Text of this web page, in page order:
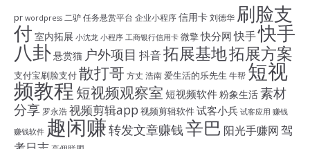
pr wordpress 二驴任务悬赏平台 企业小程序信用卡刘德华 刷脸支
付 室内拓展 小沈龙 小程序 工商银行信用卡 微擎快分网 快手快手
八卦悬赏猫 户外项目 抖音拓展基地拓展方案
支付宝刷脸支付散打哥 方丈 浩南爱生活的乐先生 牛帮 短视
频教程 短视频观察室 短视频软件粉象生活素材
分享 罗永浩视频剪辑app 视频剪辑软件试客小兵 试客应用 赚钱
赚钱软件 趣闲赚转发文章赚钱辛巴 阳光手赚网驾